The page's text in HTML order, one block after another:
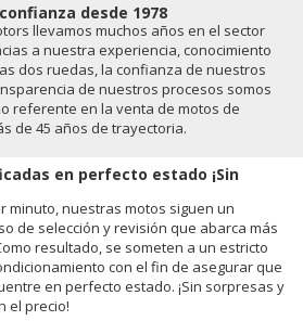
desde 1978
llevamos muchos años en el sector
a nuestra experiencia, conocimiento
dos ruedas, la conﬁanza de nuestros
de nuestros procesos somos
referente en la venta de motos de
de 45 años de trayectoria.
en perfecto estado ¡Sin
minuto, nuestras motos siguen un
de selección y revisión que abarca más
resultado, se someten a un estricto
con el fin de asegurar que
en perfecto estado. ¡Sin sorpresas y
el precio!